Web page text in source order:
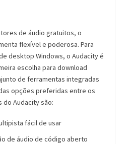
de áudio gratuitos, o
flexível e poderosa. Para
desktop Windows, o Audacity é
escolha para download
de ferramentas integradas
opções preferidas entre os
do Audacity são:
fácil de usar
de áudio de código aberto